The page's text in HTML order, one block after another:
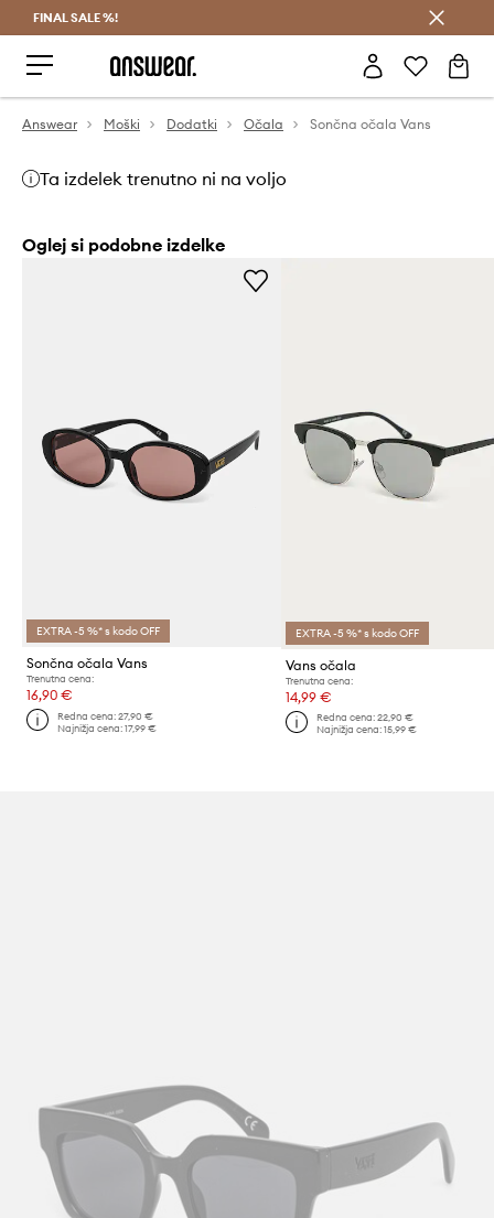
FINAL SALE %!
Answear Moški Dodatki Očala Sončna očala Vans
Ta izdelek trenutno ni na voljo
Oglej si podobne izdelke
EXTRA -5 %* s kodo OFF
Sončna očala Vans
Trenutna cena:
16,90 €
Redna cena:27,90 €
Najnižja cena:17,99 €
EXTRA -5 %* s kodo OFF
Vans očala
Trenutna cena:
14,99 €
Redna cena: 22,90 €
Najnižja cena: 15,99 €